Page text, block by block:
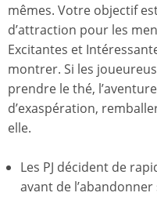
mêmes. Votre objectif
d’attraction pour les
Excitantes et
montrer. Si les
prendre le thé,
d’exaspération,
elle.
Les PJ décident de
avant de l’abandonner